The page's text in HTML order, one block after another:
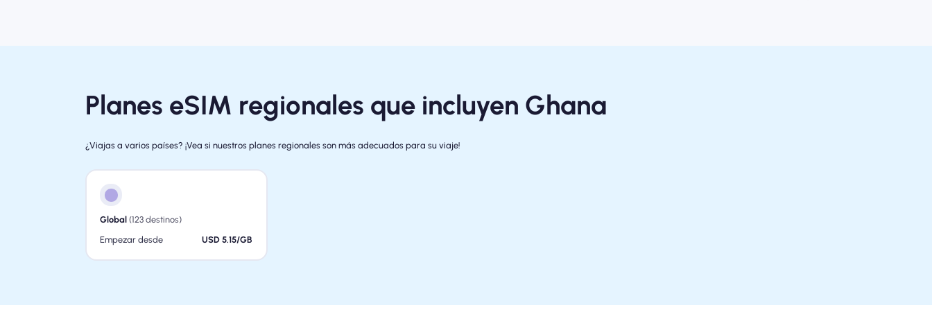
Planes eSIM regionales que incluyen Ghana
¿Viajas a varios países? ¡Vea si nuestros planes regionales son más adecuados para su viaje!
Global (123 destinos)
Empezar desde
USD 5.15/GB